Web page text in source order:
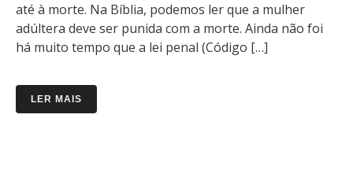
até à morte. Na Bíblia, podemos ler que a mulher
adúltera deve ser punida com a morte. Ainda não foi
há muito tempo que a lei penal (Código […]
LER MAIS